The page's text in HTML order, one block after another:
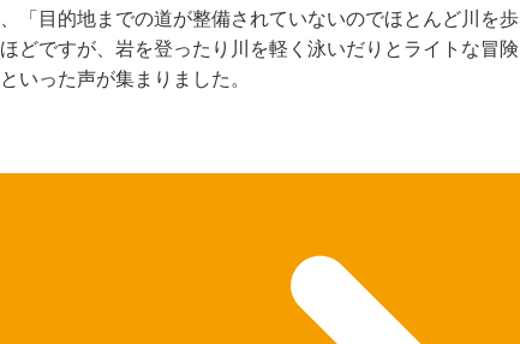
「目的地までの道が整備されていないのでほとんど川を歩
どですが、岩を登ったり川を軽く泳いだりとライトな冒険
いった声が集まりました。